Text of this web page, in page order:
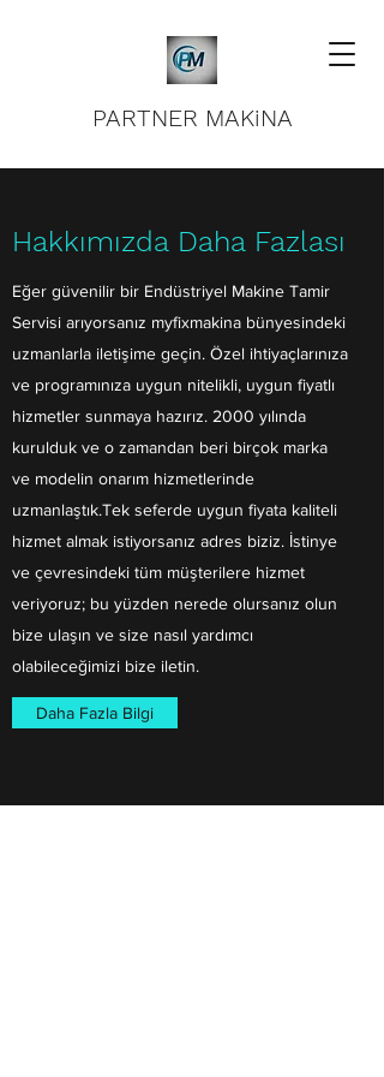
PARTNER MAKiNA
Hakkımızda Daha Fazlası
Eğer güvenilir bir Endüstriyel Makine Tamir
Servisi arıyorsanız myfixmakina bünyesindeki
uzmanlarla iletişime geçin. Özel ihtiyaçlarınıza
ve programınıza uygun nitelikli, uygun fiyatlı
hizmetler sunmaya hazırız. 2000 yılında
kurulduk ve o zamandan beri birçok marka
ve modelin onarım hizmetlerinde
uzmanlaştık.Tek seferde uygun fiyata kaliteli
hizmet almak istiyorsanız adres biziz. İstinye
ve çevresindeki tüm müşterilere hizmet
veriyoruz; bu yüzden nerede olursanız olun
bize ulaşın ve size nasıl yardımcı
olabileceğimizi bize iletin.
Daha Fazla Bilgi